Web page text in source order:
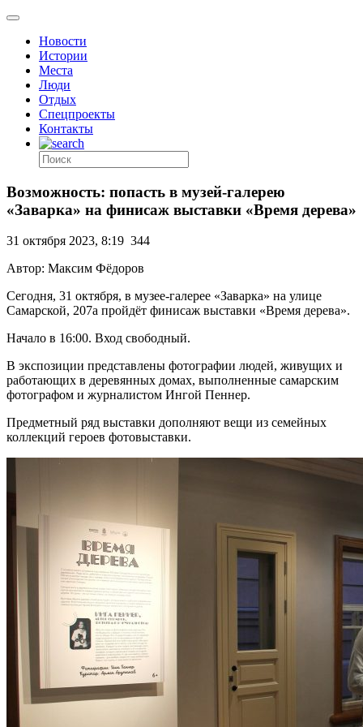
Новости
Истории
Места
Люди
Отдых
Спецпроекты
Контакты
Возможность: попасть в музей-галерею
«Заварка» на финисаж выставки «Время дерева»
31 октября 2023, 8:19 344
Автор: Максим Фёдоров
Сегодня, 31 октября, в музее-галерее «Заварка» на улице
Самарской, 207а пройдёт финисаж выставки «Время дерева».
Начало в 16:00. Вход свободный.
В экспозиции представлены фотографии людей, живущих и
работающих в деревянных домах, выполненные самарским
фотографом и журналистом Ингой Пеннер.
Предметный ряд выставки дополняют вещи из семейных
коллекций героев фотовыставки.